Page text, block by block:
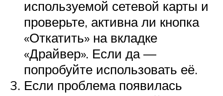
используемой сетевой карты и
проверьте, активна ли кнопка
«Откатить» на вкладке
«Драйвер». Если да —
попробуйте использовать её.
Если проблема появилась